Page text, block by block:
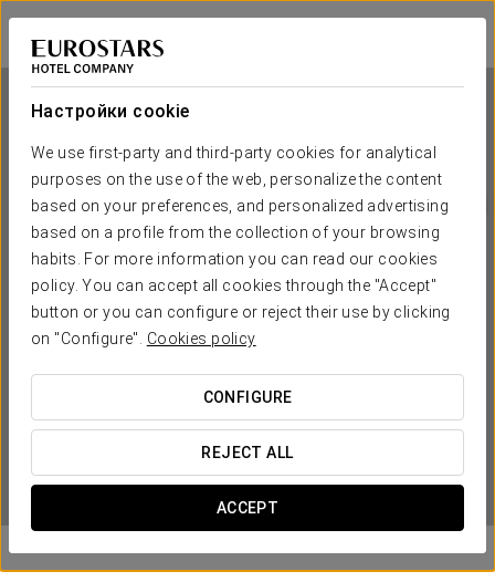
Настройки cookie
We use first-party and third-party cookies for analytical
purposes on the use of the web, personalize the content
based on your preferences, and personalized advertising
based on a profile from the collection of your browsing
habits. For more information you can read our cookies
policy. You can accept all cookies through the "Accept"
button or you can configure or reject their use by clicking
on "Configure". Cookies policy
CONFIGURE
REJECT ALL
ACCEPT
Crisol Jardines de Córdoba
КОРДОВА
Crisol Jardines de Córdoba
КОРДОВА
 